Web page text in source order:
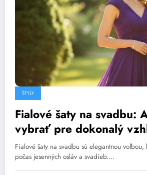
ŠTÝLY
Fialové šaty na svadbu:
vybrať pre dokonalý
Fialové šaty na svadbu sú elegantnou
počas jesenných osláv a svadieb.…